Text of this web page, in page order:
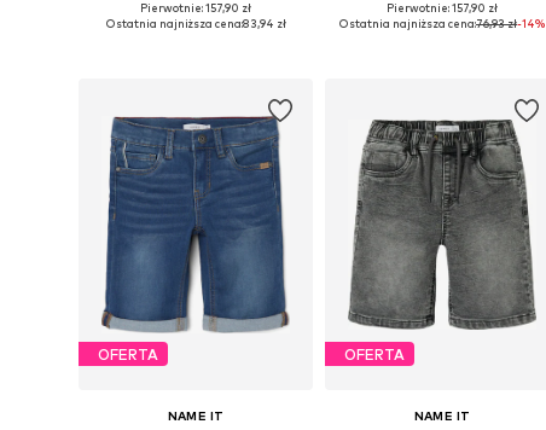
Dostępne w różnych rozmiarach
Pierwotnie: 157,90 zł
Ostatnia najniższa cena:83,94 zł
Dostępne w różnych rozmiarach
Pierwotnie: 157,90 zł
Ostatnia najniższa cena:76,93 zł-14%
OFERTA
NAME IT
OFERTA
NAME IT